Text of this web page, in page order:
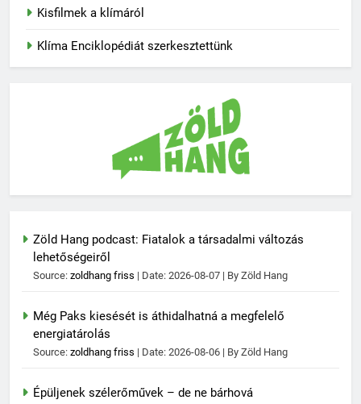
Kisfilmek a klímáról
Klíma Enciklopédiát szerkesztettünk
Zöld Hang podcast: Fiatalok a társadalmi változás
lehetőségeiről
Source: zoldhang friss Date: 2026-08-07 By Zöld Hang
Még Paks kiesését is áthidalhatná a megfelelő
energiatárolás
Source: zoldhang friss Date: 2026-08-06 By Zöld Hang
Épüljenek szélerőművek – de ne bárhová